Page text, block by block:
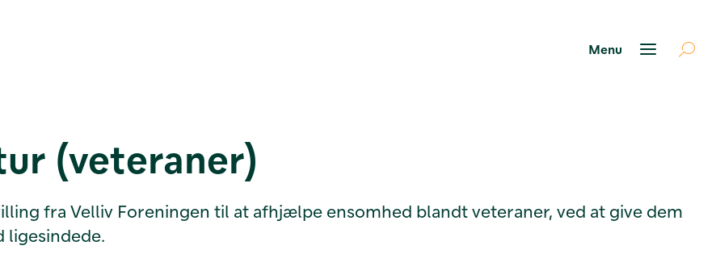
(veteraner)
fra Velliv Foreningen til at afhjælpe ensomhed blandt veteraner, ved at give dem
ligesindede.